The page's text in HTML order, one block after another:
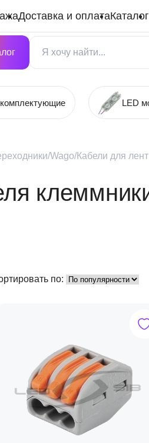
Доставка и оплатаКаталог
LED
Wago/Кабели для лент
по: